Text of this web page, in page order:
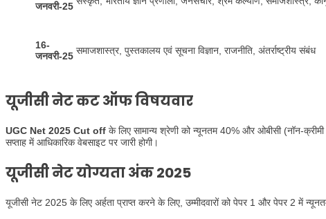
जनवरी-25
16-
जनवरी-25 समाजशास्त्र, पुस्तकालय एवं सूचना विज्ञान, राजनीति, अंतर्राष्ट्रीय संबंध
यूजीसी नेट कट ऑफ विषयवार
UGC Net 2025 Cut off के लिए सामान्य श्रेणी को न्यूनतम 40% और ओबीसी (नॉन-
सप्ताह में आधिकारिक वेबसाइट पर जारी होगी।
यूजीसी नेट योग्यता अंक 2025
यूजीसी नेट 2025 के लिए अर्हता प्राप्त करने के लिए, उम्मीदवारों को पेपर 1 और पेपर 2 में